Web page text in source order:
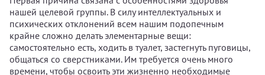
нашей целевой группы. В силу интеллектуальных и
психических отклонений всем нашим подопечным
крайне сложно делать элементарные вещи:
самостоятельно есть, ходить в туалет, застегнуть пуговицы,
общаться со сверстниками. Им требуется очень много
времени, чтобы освоить эти жизненно необходимые